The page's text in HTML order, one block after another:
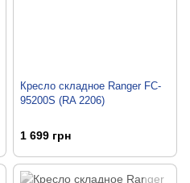
Кресло складное Ranger FC-
95200S (RA 2206)
1 699 грн